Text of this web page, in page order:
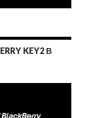
KEY2 В